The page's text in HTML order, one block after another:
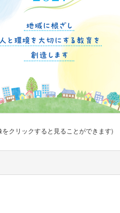
をクリックすると見ることができます)